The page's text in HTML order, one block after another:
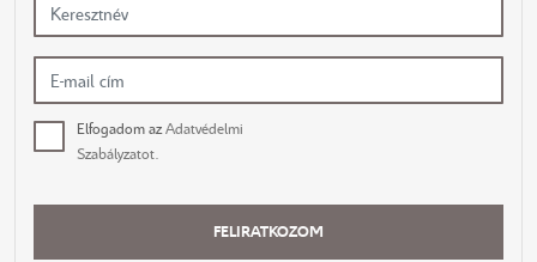
Elfogadom azAdatvédelmi
Szabályzatot.
FELIRATKOZOM